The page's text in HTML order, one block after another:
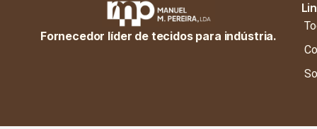
Fornecedor líder de tecidos para indústria.